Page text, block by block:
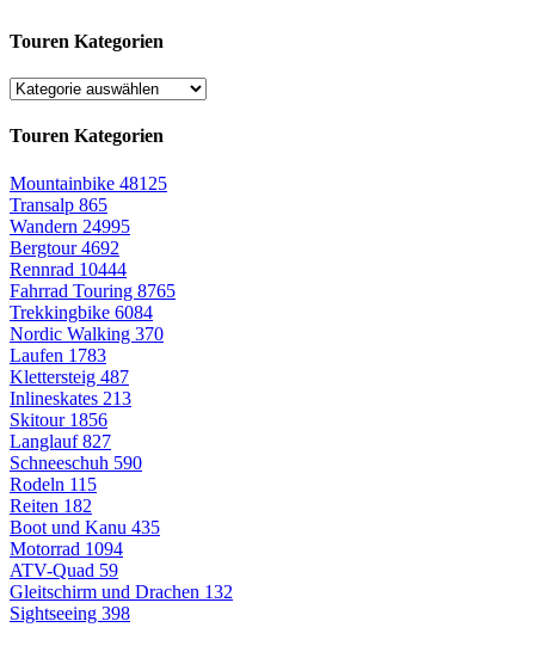
Touren Kategorien
Touren Kategorien
Mountainbike 48125
Transalp 865
Wandern 24995
Bergtour4692
Rennrad 10444
Fahrrad Touring 8765
Trekkingbike 6084
Nordic Walking 370
Laufen 1783
Klettersteig 487
Inlineskates 213
Skitour 1856
Langlauf827
Schneeschuh 590
Rodeln 115
Reiten 182
Boot und Kanu 435
Motorrad 1094
ATV-Quad 59
Gleitschirm und Drachen 132
Sightseeing 398